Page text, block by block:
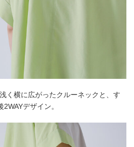
く横に広がったクルーネックと、す
デザイン。